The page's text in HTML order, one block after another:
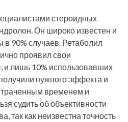
стероидных
Он широко известен и
90% случаев. Ретаболил
проявил свои
и лишь 10% использовавших
нужного эффекта и
временем и
судить об объективности
так как неизвестна точность